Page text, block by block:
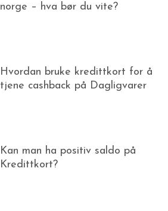
norge – hva bør du vite?
Hvordan bruke kredittkort for å
tjene cashback på Dagligvarer
Kan man ha positiv saldo på
Kredittkort?